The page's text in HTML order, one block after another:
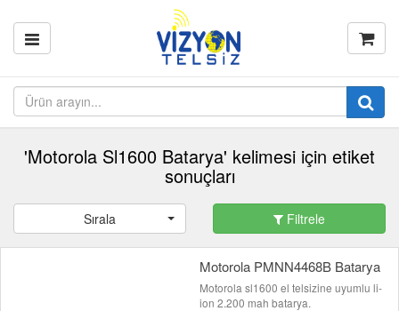
'Motorola Sl1600 Batarya' kelimesi için etiket
sonuçları
Sırala Filtrele
Motorola PMNN4468B Batarya
Motorola sl1600 el telsizine uyumlu li-
ion 2.200 mah batarya.